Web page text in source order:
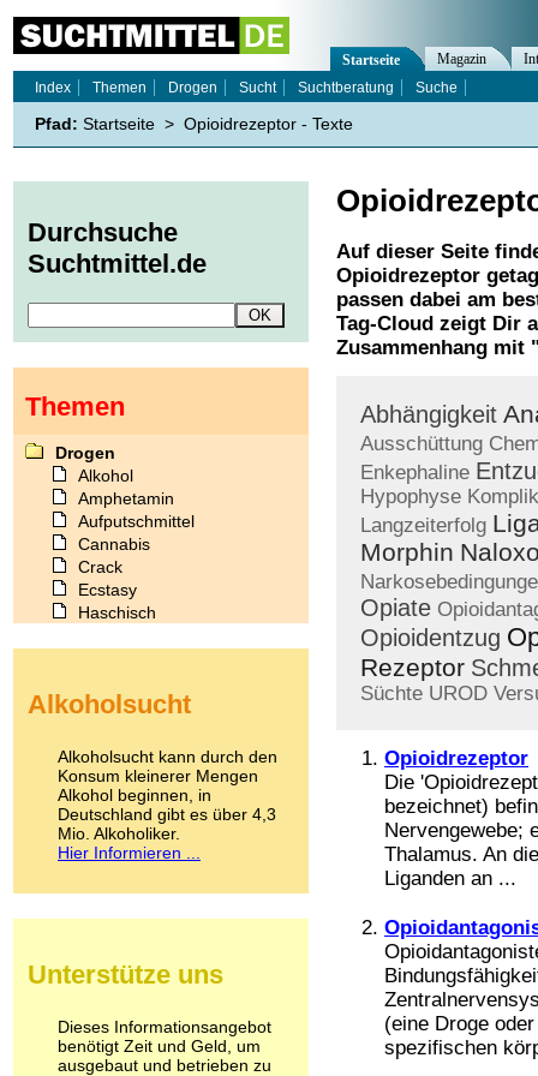
Auf dieser Seite
Opioidrezeptor
passen dabei am
Tag-Cloud zeigt Dir
Zusammenhang mit
Abhängigkeit
Ausschüttung
Enkephaline
Hypophyse
Langzeiterfolg
Morphin
Opiate
Opioidentzug
Rezeptor
Süchte UROD
Opioidrezeptor
Die
bezeichnet)
Nervengewebe;
Thalamus. An
Liganden an ...
(eine Droge
spezifischen
Startseite Magazin
Index
Themen Drogen Sucht Suchtberatung Suche
Pfad: Startseite > Opioidrezeptor - Texte
Durchsuche
Suchtmittel.de
Themen
Drogen
Alkohol
Amphetamin
Aufputschmittel
Cannabis
Crack
Ecstasy
Haschisch
Kokain
LSD
Marihuana
Medikamente
Meskalin
Metamphetamin
Methadon
Pilze
Psychopharmaka
Schlafmittel
Schmerzmittel
Alkoholsucht
Alkoholsucht kann durch den
Konsum kleinerer Mengen
Alkohol beginnen, in
Deutschland gibt es über 4,3
Mio. Alkoholiker.
Hier Informieren ...
Unterstütze uns
Dieses Informationsangebot
benötigt Zeit und Geld, um
ausgebaut und betrieben zu